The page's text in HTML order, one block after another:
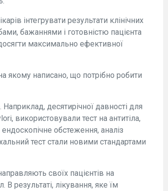
інтегрувати результати клінічних
бажаннями і готовністю пацієнта
максимально ефективної
якому написано, що потрібно робити
десятирічної давності для
використовували тест на антитіла,
обстеження, аналіз
тест стали новими стандартами
своїх пацієнтів на
результаті, лікування, яке їм